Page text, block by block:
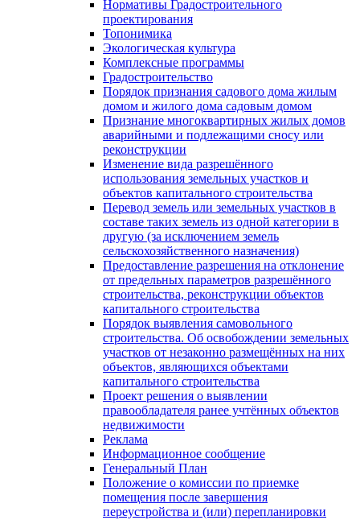
Нормативы Градостроительного
проектирования
Топонимика
Экологическая культура
Комплексные программы
Градостроительство
Порядок признания садового дома жилым
домом и жилого дома садовым домом
Признание многоквартирных жилых домов
аварийными и подлежащими сносу или
реконструкции
Изменение вида разрешённого
использования земельных участков и
объектов капитального строительства
Перевод земель или земельных участков в
составе таких земель из одной категории в
другую (за исключением земель
сельскохозяйственного назначения)
Предоставление разрешения на отклонение
от предельных параметров разрешённого
строительства, реконструкции объектов
капитального строительства
Порядок выявления самовольного
строительства. Об освобождении земельных
участков от незаконно размещённых на них
объектов, являющихся объектами
капитального строительства
Проект решения о выявлении
правообладателя ранее учтённых объектов
недвижимости
Реклама
Информационное сообщение
Генеральный План
Положение о комиссии по приемке
помещения после завершения
переустройства и (или) перепланировки